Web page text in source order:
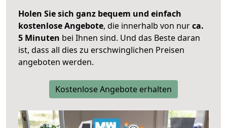
Holen Sie sich ganz bequem und einfach
kostenlose Angebote, die innerhalb von nurca.
5 Minuten bei Ihnen sind. Und das Beste daran
ist, dass all dies zu erschwinglichen Preisen
angeboten werden.
Kostenlose Angebote erhalten